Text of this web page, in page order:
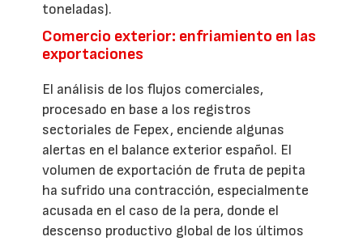
toneladas).
Comercio exterior: enfriamiento en las
exportaciones
El análisis de los flujos comerciales,
procesado en base a los registros
sectoriales de Fepex, enciende algunas
alertas en el balance exterior español. El
volumen de exportación de fruta de pepita
ha sufrido una contracción, especialmente
acusada en el caso de la pera, donde el
descenso productivo global de los últimos